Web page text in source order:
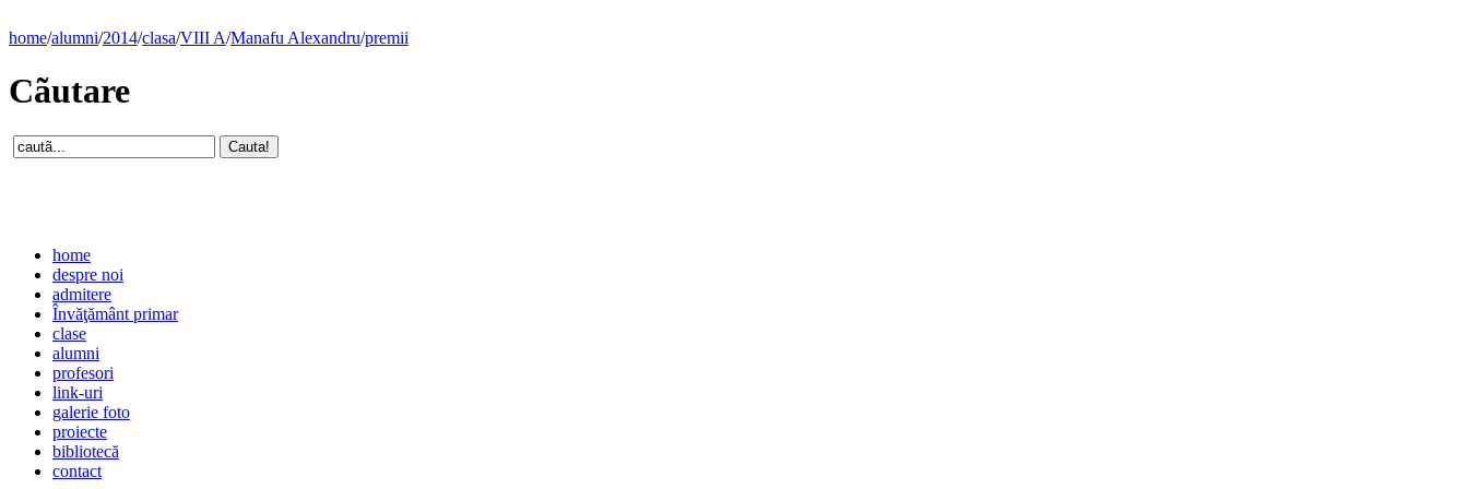
home/alumni/2014/clasa/VIII A/Manafu Alexandru/premii
Cãutare
home
despre noi
admitere
Învăţământ primar
clase
alumni
profesori
link-uri
galerie foto
proiecte
bibliotecă
contact